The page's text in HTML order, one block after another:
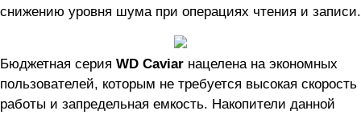
снижению уровня шума при операциях чтения и записи.
Бюджетная серия WD Caviar нацелена на экономных
пользователей, которым не требуется высокая скорость
работы и запредельная емкость. Накопители данной